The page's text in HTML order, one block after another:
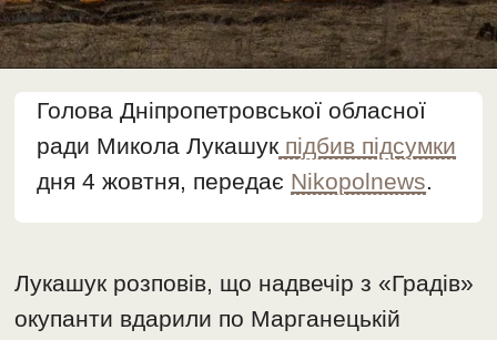
Голова Дніпропетровської обласної
ради Микола Лукашук підбив підсумки
дня 4 жовтня, передає Nikopolnews.
Лукашук розповів, що надвечір з «Градів»
окупанти вдарили по Марганецькій